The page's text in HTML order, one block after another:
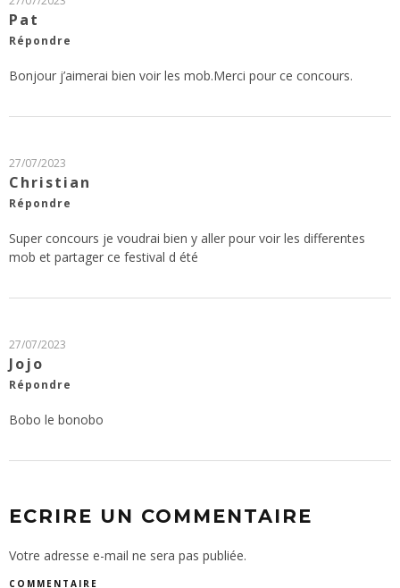
Pat
Répondre
Bonjour j’aimerai bien voir les mob.Merci pour ce concours.
27/07/2023
Christian
Répondre
Super concours je voudrai bien y aller pour voir les differentes
mob et partager ce festival d été
27/07/2023
Jojo
Répondre
Bobo le bonobo
ECRIRE UN COMMENTAIRE
Votre adresse e-mail ne sera pas publiée.
COMMENTAIRE